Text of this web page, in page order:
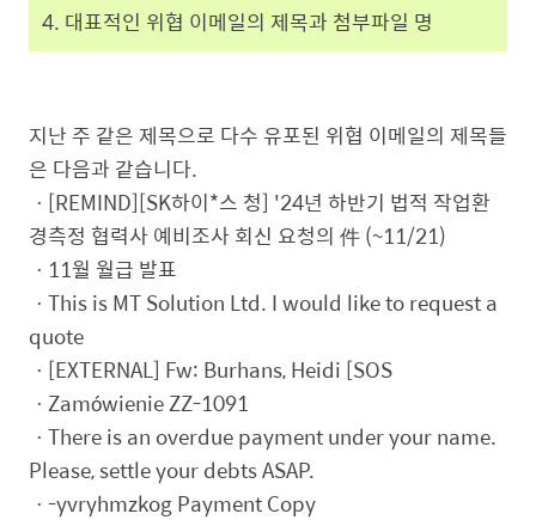
4. 대표적인 위협 이메일의 제목과 첨부파일 명
지난 주 같은 제목으로 다수 유포된 위협 이메일의 제목들
은 다음과 같습니다.
ㆍ[REMIND][SK하이*스 청] '24년 하반기 법적 작업환
경측정 협력사 예비조사 회신 요청의 件 (~11/21)
ㆍ11월 월급 발표
ㆍThis is MT Solution Ltd. I would like to request a
quote
ㆍ[EXTERNAL] Fw: Burhans, Heidi [SOS
ㆍZamówienie ZZ-1091
ㆍThere is an overdue payment under your name.
Please, settle your debts ASAP.
ㆍ-yvryhmzkog Payment Copy